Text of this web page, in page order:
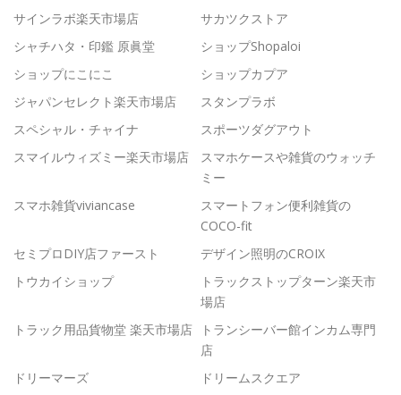
サインラボ楽天市場店
サカツクストア
シャチハタ・印鑑 原眞堂
ショップShopaloi
ショップにこにこ
ショップカプア
ジャパンセレクト楽天市場店
スタンプラボ
スペシャル・チャイナ
スポーツダグアウト
スマイルウィズミー楽天市場店
スマホケースや雑貨のウォッチ
ミー
スマホ雑貨viviancase
スマートフォン便利雑貨の
COCO-fit
セミプロDIY店ファースト
デザイン照明のCROIX
トウカイショップ
トラックストップターン楽天市
場店
トラック用品貨物堂 楽天市場店
トランシーバー館インカム専門
店
ドリーマーズ
ドリームスクエア